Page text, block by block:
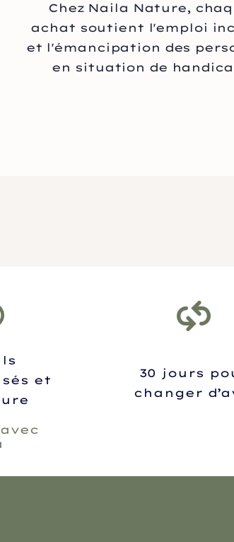
Chez Naila Nature,
achat soutient l'emploi
et l'émancipation des
en situation de
et
30 jours
changer